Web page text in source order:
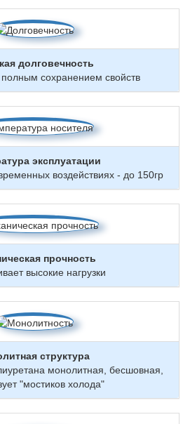
долговечность
сохранением свойств
эксплуатации
воздействиях - до 150гр
прочность
высокие нагрузки
структура
монолитная, бесшовная,
"мостиков холода"